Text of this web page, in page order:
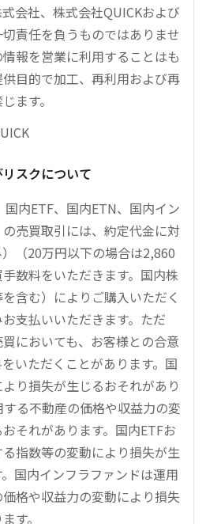
会社、株式会社QUICKおよび
責任を負うものではありませ
報を営業に利用することはも
目的で加工、再利用および再
ます。
スクについて
内ETF、国内ETN、国内イン
売買取引には、約定代金に対
（20万円以下の場合は2,860
数料をいただきます。国内株
含む）によりご購入いただく
支払いいただきます。ただ
においても、お客様との合意
いただくことがあります。国
り損失が生じるおそれがあり
する不動産の価格や収益力の変
それがあります。国内ETFお
指数等の変動により損失が生
国内インフラファンドは運用
格や収益力の変動により損失
す。